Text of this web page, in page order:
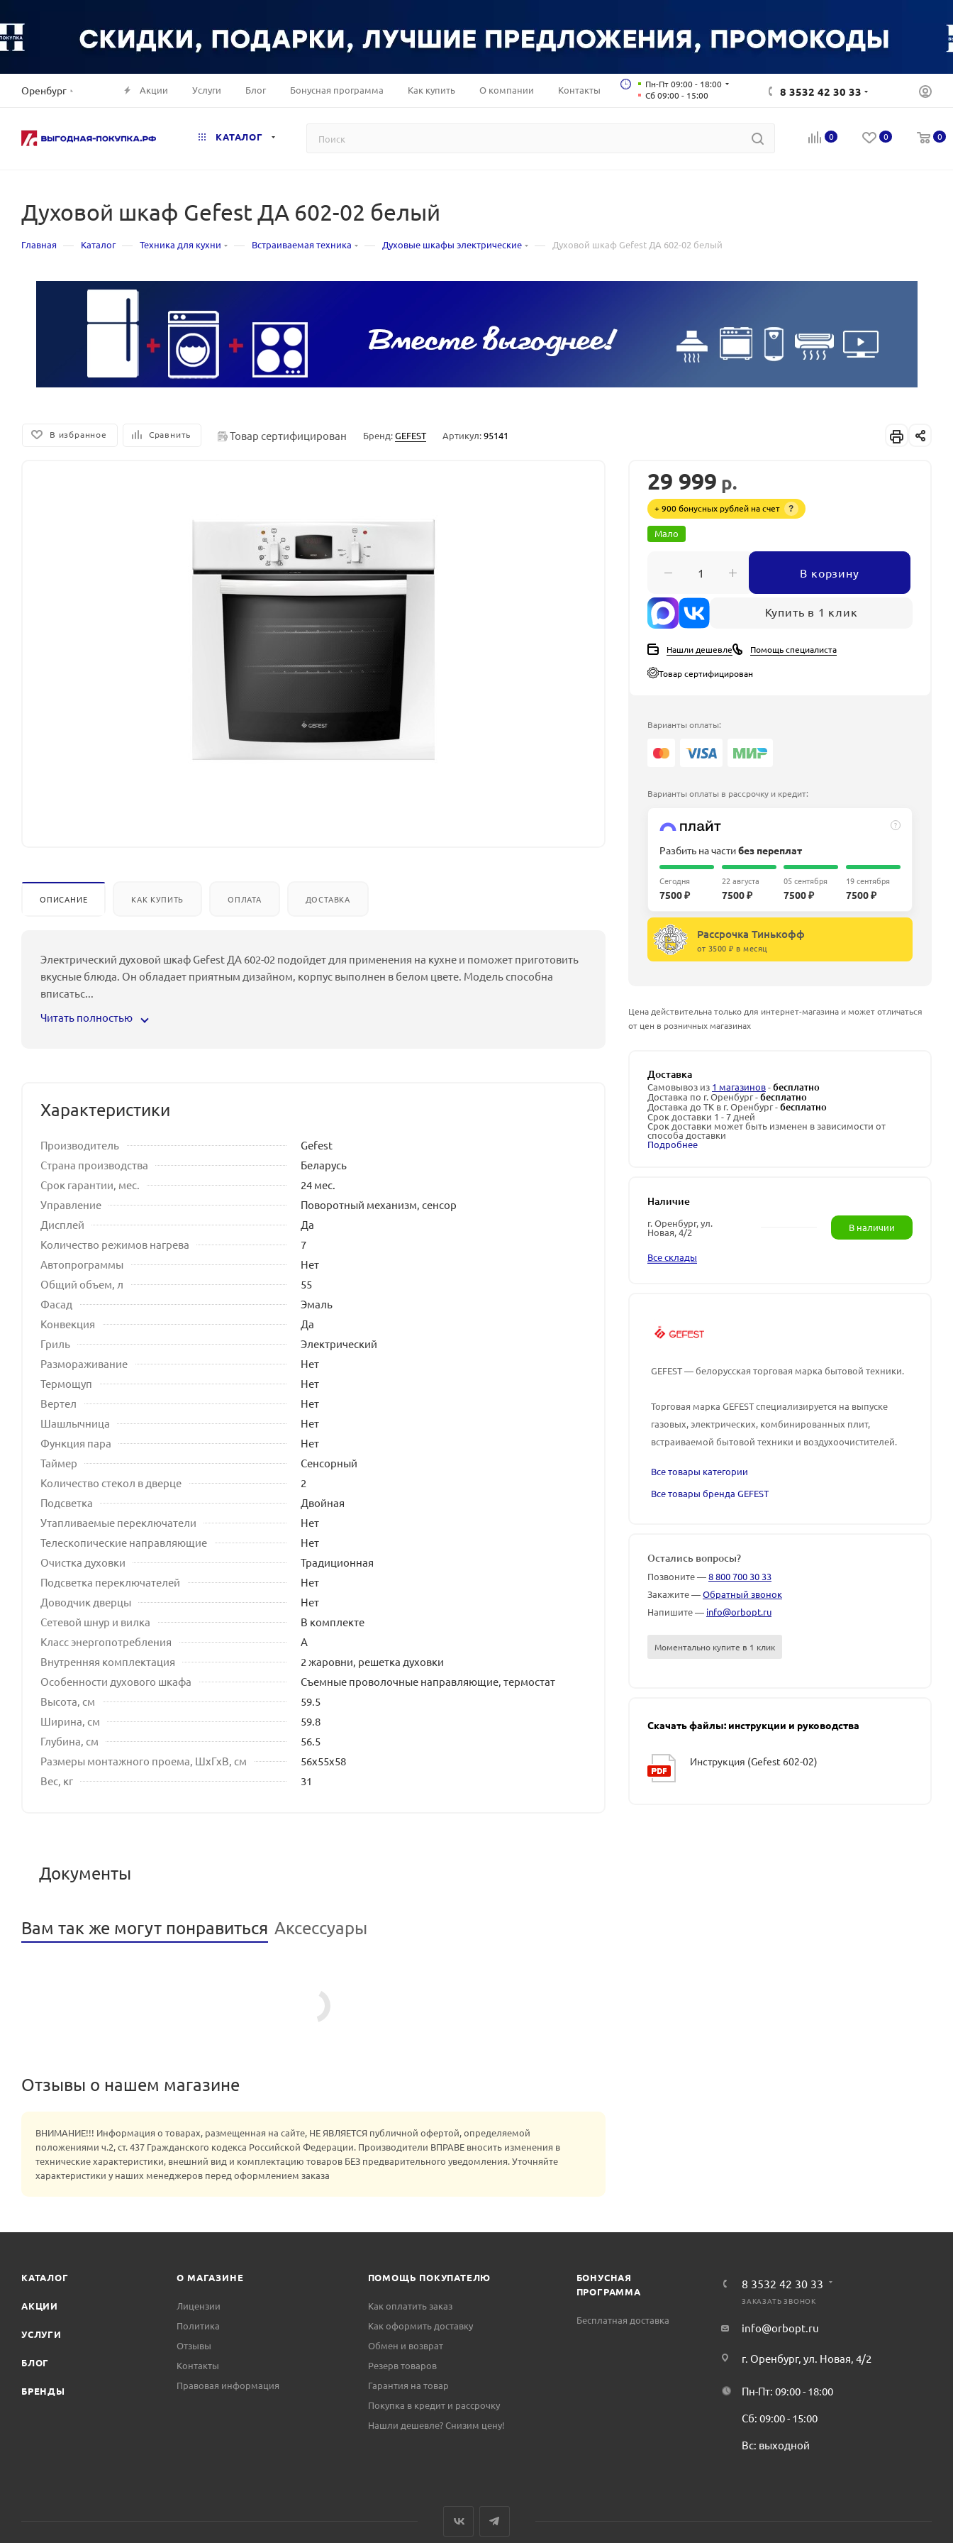
Оренбург Акции Услуги Блог Бонусная программа Как купить О компании Контакты
Пн-Пт 09:00 - 18:00
Сб 09:00 - 15:00
8 3532 42 30 33
КАТАЛОГ 0 0 0
Духовой шкаф Gefest ДА 602-02 белый
Главная — Каталог — Техника для кухни — Встраиваемая техника — Духовые шкафы электрические — Духовой шкаф Gefest ДА 602-02 белый
В избранное Сравнить Товар сертифицирован Бренд:GEFEST Артикул:95141
ОПИСАНИЕ КАК КУПИТЬ ОПЛАТА ДОСТАВКА
Электрический духовой шкаф Gefest ДА 602-02 подойдет для применения на кухне и поможет приготовить
вкусные блюда. Он обладает приятным дизайном, корпус выполнен в белом цвете. Модель способна
вписатьс...
Читать полностью
Характеристики
Производитель
Gefest
Страна производства
Беларусь
Срок гарантии, мес.
24 мес.
Управление
Поворотный механизм, сенсор
Дисплей
Да
Количество режимов нагрева
7
Автопрограммы
Нет
Общий объем, л
55
Фасад
Эмаль
Конвекция
Да
Гриль
Электрический
Размораживание
Нет
Термощуп
Нет
Вертел
Нет
Шашлычница
Нет
Функция пара
Нет
Таймер
Сенсорный
Количество стекол в дверце
2
Подсветка
Двойная
Утапливаемые переключатели
Нет
Телескопические направляющие
Нет
Очистка духовки
Традиционная
Подсветка переключателей
Нет
Доводчик дверцы
Нет
Сетевой шнур и вилка
В комплекте
Класс энергопотребления
A
Внутренняя комплектация
2 жаровни, решетка духовки
Особенности духового шкафа
Съемные проволочные направляющие, термостат
Высота, см
59.5
Ширина, см
59.8
Глубина, см
56.5
Размеры монтажного проема, ШхГхВ, см
56x55x58
Вес, кг
31
Документы
Вам так же могут понравиться Аксессуары
Отзывы о нашем магазине
ВНИМАНИЕ!!! Информация о товарах, размещенная на сайте, НЕ ЯВЛЯЕТСЯ публичной офертой, определяемой
положениями ч.2, ст. 437 Гражданского кодекса Российской Федерации. Производители ВПРАВЕ вносить изменения в
технические характеристики, внешний вид и комплектацию товаров БЕЗ предварительного уведомления. Уточняйте
характеристики у наших менеджеров перед оформлением заказа
29 999 р.
+ 900 бонусных рублей на счет ?
Мало
В корзину
Купить в 1 клик
Нашли дешевле Помощь специалиста
Товар сертифицирован
Варианты оплаты:
Варианты оплаты в рассрочку и кредит:
?
Разбить на частибез переплат
Сегодня
7500 ₽
22 августа
7500 ₽
05 сентября
7500 ₽
19 сентября
7500 ₽
Рассрочка Тинькофф
от 3500 ₽ в месяц
Цена действительна только для интернет-магазина и может отличаться
от цен в розничных магазинах
Доставка
Самовывоз из 1 магазинов-бесплатно
Доставка по г. Оренбург -бесплатно
Доставка до ТК в г. Оренбург -бесплатно
Срок доставки 1 - 7 дней
Срок доставки может быть изменен в зависимости от
способа доставки
Подробнее
Наличие
г. Оренбург, ул.
Новая, 4/2 В наличии
Все склады
GEFEST — белорусская торговая марка бытовой техники.
Торговая марка GEFEST специализируется на выпуске
газовых, электрических, комбинированных плит,
встраиваемой бытовой техники и воздухоочистителей.
Все товары категории
Все товары бренда GEFEST
Остались вопросы?
Позвоните —8 800 700 30 33
Закажите —Обратный звонок
Напишите — info@orbopt.ru
Моментально купите в 1 клик
Скачать файлы: инструкции и руководства
Инструкция (Gefest 602-02)
КАТАЛОГ
АКЦИИ
УСЛУГИ
БЛОГ
БРЕНДЫ
О МАГАЗИНЕ
Лицензии
Политика
Отзывы
Контакты
Правовая информация
ПОМОЩЬ ПОКУПАТЕЛЮ
Как оплатить заказ
Как оформить доставку
Обмен и возврат
Резерв товаров
Гарантия на товар
Покупка в кредит и рассрочку
Нашли дешевле? Снизим цену!
БОНУСНАЯ
ПРОГРАММА
Бесплатная доставка
8 3532 42 30 33
ЗАКАЗАТЬ ЗВОНОК
info@orbopt.ru
г. Оренбург, ул. Новая, 4/2
Пн-Пт: 09:00 - 18:00
Сб: 09:00 - 15:00
Вс: выходной